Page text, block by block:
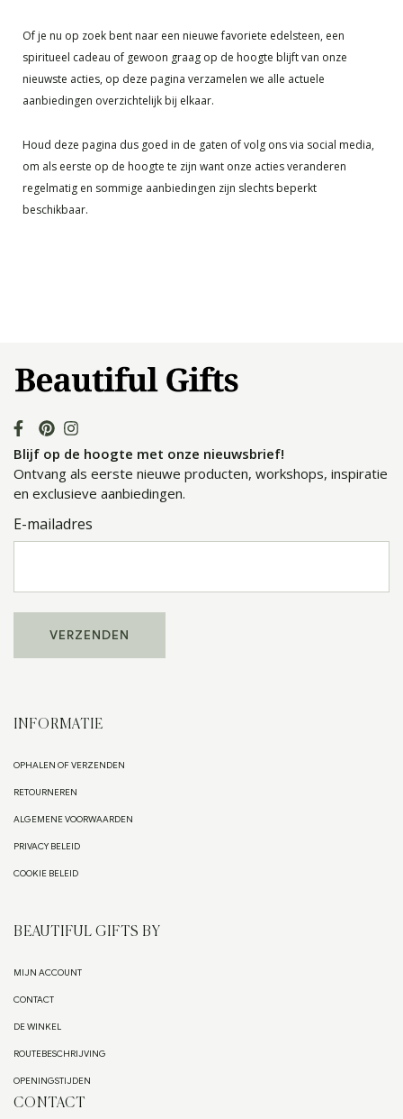
Of je nu op zoek bent naar een nieuwe favoriete edelsteen, een
spiritueel cadeau of gewoon graag op de hoogte blijft van onze
nieuwste acties, op deze pagina verzamelen we alle actuele
aanbiedingen overzichtelijk bij elkaar.
Houd deze pagina dus goed in de gaten of volg ons via social media,
om als eerste op de hoogte te zijn want onze acties veranderen
regelmatig en sommige aanbiedingen zijn slechts beperkt
beschikbaar.
Blijf op de hoogte met onze nieuwsbrief!
Ontvang als eerste nieuwe producten, workshops, inspiratie
en exclusieve aanbiedingen.
E-mailadres
INFORMATIE
OPHALEN OF VERZENDEN
RETOURNEREN
ALGEMENE VOORWAARDEN
PRIVACY BELEID
COOKIE BELEID
BEAUTIFUL GIFTS BY
MIJN ACCOUNT
CONTACT
DE WINKEL
ROUTEBESCHRIJVING
OPENINGSTIJDEN
CONTACT